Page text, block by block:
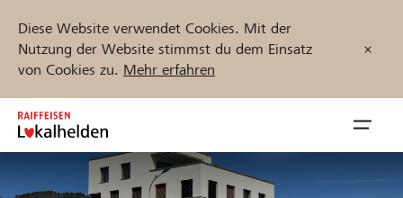
Diese Website verwendet Cookies. Mit der
Nutzung der Website stimmst du dem Einsatz
von Cookies zu. Mehr erfahren
Zum
Inhalt
springen
öffnen